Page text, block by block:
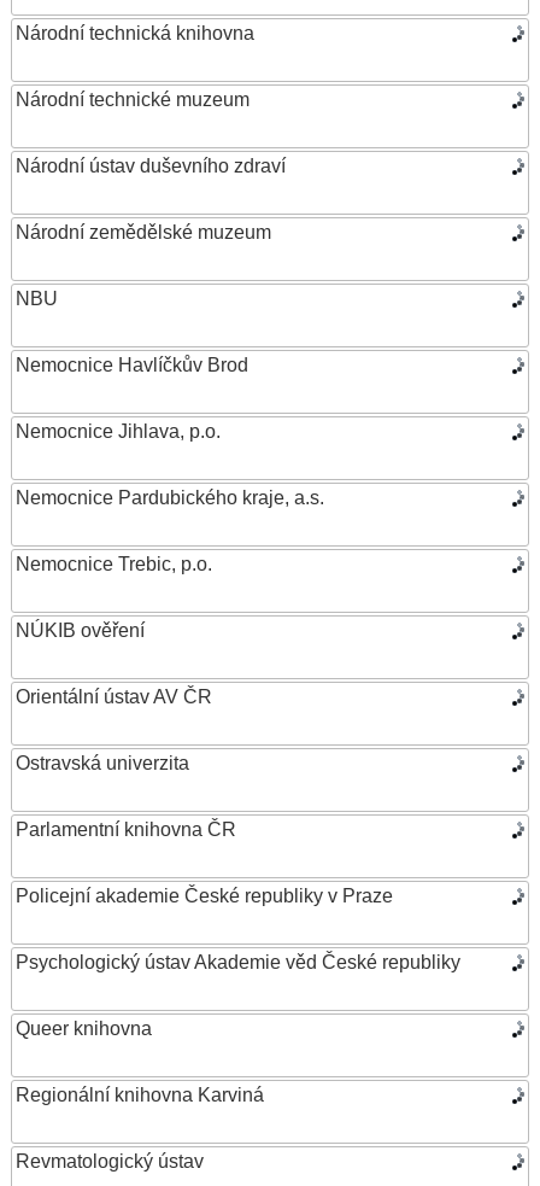
Národní technická knihovna
Národní technické muzeum
Národní ústav duševního zdraví
Národní zemědělské muzeum
NBU
Nemocnice Havlíčkův Brod
Nemocnice Jihlava, p.o.
Nemocnice Pardubického kraje, a.s.
Nemocnice Trebic, p.o.
NÚKIB ověření
Orientální ústav AV ČR
Ostravská univerzita
Parlamentní knihovna ČR
Policejní akademie České republiky v Praze
Psychologický ústav Akademie věd České republiky
Queer knihovna
Regionální knihovna Karviná
Revmatologický ústav